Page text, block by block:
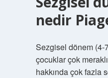
nedir
Sezgisel dönem (4-
çocuklar çok
hakkında çok fazla